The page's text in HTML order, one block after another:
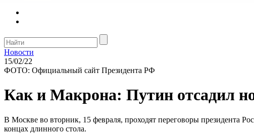
Новости
15/02/22
ФОТО: Официальный сайт Президента РФ
Как и Макрона: Путин отсадил
В Москве во вторник, 15 февраля, проходят переговоры президента
концах длинного стола.